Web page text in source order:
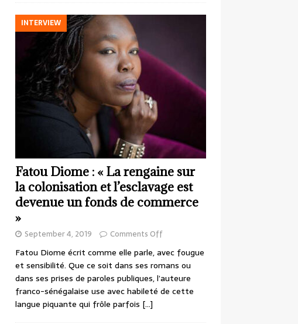
INTERVIEW
Fatou Diome : « La rengaine sur
la colonisation et l’esclavage est
devenue un fonds de commerce
»
September 4, 2019 Comments Off
Fatou Diome écrit comme elle parle, avec fougue
et sensibilité. Que ce soit dans ses romans ou
dans ses prises de paroles publiques, l’auteure
franco-sénégalaise use avec habileté de cette
langue piquante qui frôle parfois […]